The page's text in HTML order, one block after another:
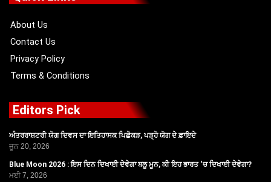
About Us
Contact Us
Privacy Policy
Terms & Conditions
Editors Pick
ਅੰਤਰਰਾਸ਼ਟਰੀ ਯੋਗ ਦਿਵਸ ਦਾ ਇਤਿਹਾਸਕ ਪਿਛੋਕੜ, ਪੜ੍ਹੋ ਯੋਗ ਦੇ ਫ਼ਾਇਦੇ
ਜੂਨ 20, 2026
Blue Moon 2026 : ਇਸ ਦਿਨ ਦਿਖਾਈ ਦੇਵੇਗਾ ਬਲੂ ਮੂਨ, ਕੀ ਇਹ ਭਾਰਤ ‘ਚ ਦਿਖਾਈ ਦੇਵੇਗਾ?
ਮਈ 7, 2026